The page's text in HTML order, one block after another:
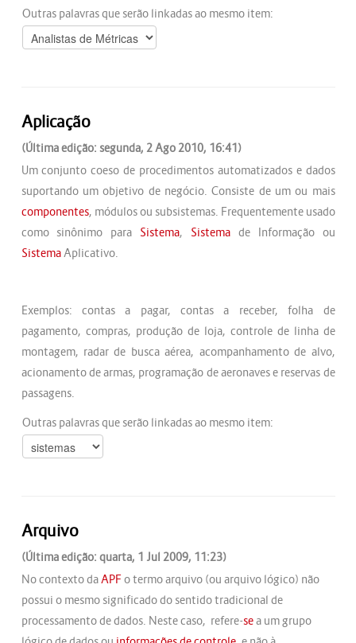
Outras palavras que serão linkadas ao mesmo item:
Aplicação
(Última edição: segunda, 2 Ago 2010, 16:41)
Um conjunto coeso de procedimentos automatizados e dados
suportando um objetivo de negócio. Consiste de um ou mais
componentes, módulos ou subsistemas. Frequentemente usado
como sinônimo para Sistema, Sistemade Informação ou
SistemaAplicativo.
Exemplos: contas a pagar, contas a receber, folha de
pagamento, compras, produção de loja, controle de linha de
montagem, radar de busca aérea, acompanhamento de alvo,
acionamento de armas, programação de aeronaves e reservas de
passagens.
Outras palavras que serão linkadas ao mesmo item:
Arquivo
(Última edição: quarta, 1 Jul 2009, 11:23)
No contexto daAPFo termo arquivo (ou arquivo lógico) não
possui o mesmo significado do sentido tradicional de
processamento de dados. Neste caso, refere-sea um grupo